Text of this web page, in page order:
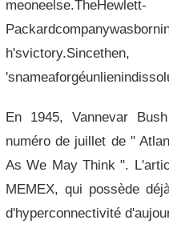
meoneelse.TheHewlett-
En 1945, Vannevar
numéro de juillet de "
As We May Think ".
MEMEX, qui possède
d'hyperconnectivité